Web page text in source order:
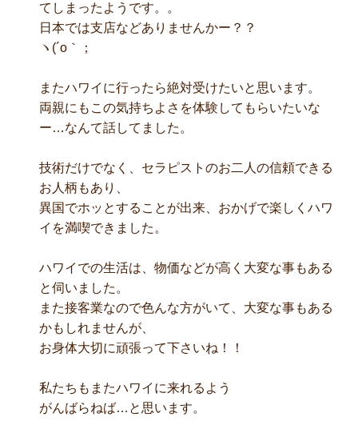
てしまったようです。。
日本では支店などありませんかー？？
ヽ(´o｀；
またハワイに行ったら絶対受けたいと思います。
両親にもこの気持ちよさを体験してもらいたいな
ー…なんて話してました。
技術だけでなく、セラピストのお二人の信頼できる
お人柄もあり、
異国でホッとすることが出来、おかげで楽しくハワ
イを満喫できました。
ハワイでの生活は、物価などが高く大変な事もある
と伺いました。
また接客業なので色んな方がいて、大変な事もある
かもしれませんが、
お身体大切に頑張って下さいね！！
私たちもまたハワイに来れるよう
がんばらねば…と思います。